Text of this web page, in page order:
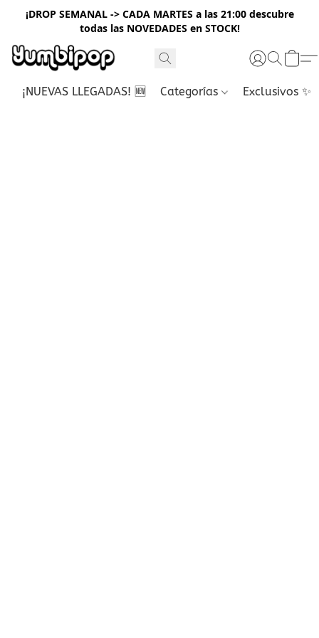
¡DROP SEMANAL -> CADA MARTES a las 21:00 descubre
todas las NOVEDADES en STOCK!
¡NUEVAS LLEGADAS! 🆕 Categorías Exclusivos ✨